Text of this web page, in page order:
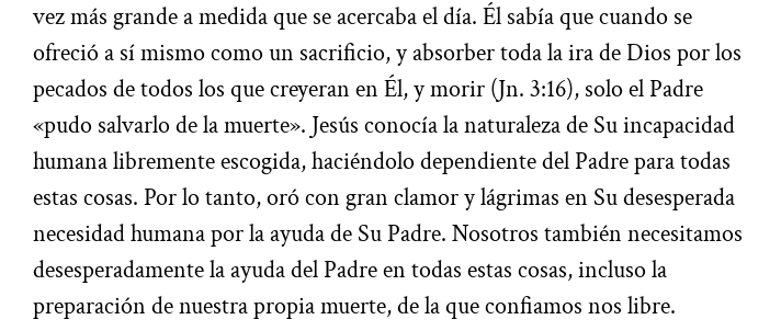
vez más grande a medida que se acercaba el día. Él sabía que cuando se
ofreció a sí mismo como un sacrificio, y absorber toda la ira de Dios por los
pecados de todos los que creyeran en Él, y morir (Jn. 3:16), solo el Padre
«pudo salvarlo de la muerte». Jesús conocía la naturaleza de Su incapacidad
humana libremente escogida, haciéndolo dependiente del Padre para todas
estas cosas. Por lo tanto, oró con gran clamor y lágrimas en Su desesperada
necesidad humana por la ayuda de Su Padre. Nosotros también necesitamos
desesperadamente la ayuda del Padre en todas estas cosas, incluso la
preparación de nuestra propia muerte, de la que confiamos nos libre.